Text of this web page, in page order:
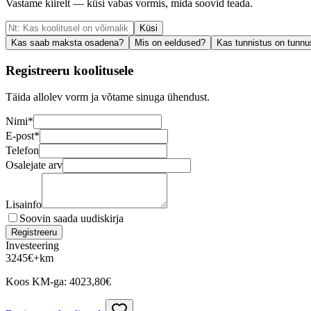
Vastame kiirelt — küsi vabas vormis, mida soovid teada.
Küsi
Kas saab maksta osadena?
Mis on eeldused? Kas tunnistus on
Registreeru koolitusele
Täida allolev vorm ja võtame sinuga ühendust.
Nimi*
E-post*
Telefon
Osalejate arv
Lisainfo
Soovin saada uudiskirja
Registreeru
Investeering
3245€+km
Koos KM-ga: 4023,80€